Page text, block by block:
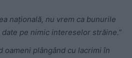
naţională, nu vrem ca bunurile
pe nimic intereselor străine.”
oameni plângând cu lacrimi în